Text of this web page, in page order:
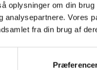
oplysninger om din
analysepartnere. Vores
fra din brug af
Konkurrencebetingelser
Leverandørinformation
ESG-rapport 2024-2025